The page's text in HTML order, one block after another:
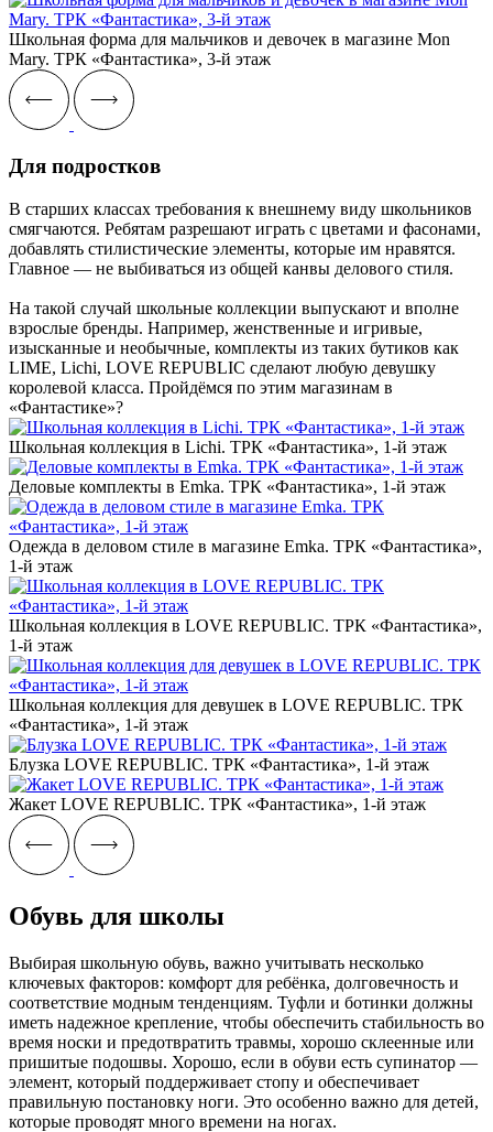
Школьная форма для мальчиков и девочек в магазине Mon
Mary. ТРК «Фантастика», 3-й этаж
Для подростков
В старших классах требования к внешнему виду школьников
смягчаются. Ребятам разрешают играть с цветами и фасонами,
добавлять стилистические элементы, которые им нравятся.
Главное — не выбиваться из общей канвы делового стиля.
На такой случай школьные коллекции выпускают и вполне
взрослые бренды. Например, женственные и игривые,
изысканные и необычные, комплекты из таких бутиков как
LIME, Lichi, LOVE REPUBLIC сделают любую девушку
королевой класса. Пройдёмся по этим магазинам в
«Фантастике»?
Школьная коллекция в Lichi. ТРК «Фантастика», 1-й этаж
Деловые комплекты в Emka. ТРК «Фантастика», 1-й этаж
Одежда в деловом стиле в магазине Emka. ТРК «Фантастика»,
1-й этаж
Школьная коллекция в LOVE REPUBLIC. ТРК «Фантастика»,
1-й этаж
Школьная коллекция для девушек в LOVE REPUBLIC. ТРК
«Фантастика», 1-й этаж
Блузка LOVE REPUBLIC. ТРК «Фантастика», 1-й этаж
Жакет LOVE REPUBLIC. ТРК «Фантастика», 1-й этаж
Обувь для школы
Выбирая школьную обувь, важно учитывать несколько
ключевых факторов: комфорт для ребёнка, долговечность и
соответствие модным тенденциям. Туфли и ботинки должны
иметь надежное крепление, чтобы обеспечить стабильность во
время носки и предотвратить травмы, хорошо склеенные или
пришитые подошвы. Хорошо, если в обуви есть супинатор —
элемент, который поддерживает стопу и обеспечивает
правильную постановку ноги. Это особенно важно для детей,
которые проводят много времени на ногах.